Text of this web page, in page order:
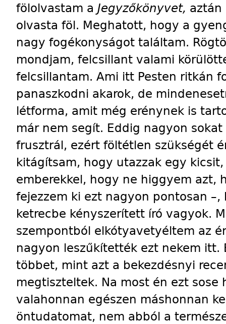
fölolvastam a Jegyzőkönyvet, aztán
olvasta föl. Meghatott, hogy a
nagy fogékonyságot találtam.
mondjam, felcsillant valami
felcsillantam. Ami itt Pesten ritkán
panaszkodni akarok, de
létforma, amit még erénynek is
már nem segít. Eddig nagyon
frusztrál, ezért föltétlen szükségét
kitágítsam, hogy utazzak egy
emberekkel, hogy ne higgyem azt,
fejezzem ki ezt nagyon pontosan
ketrecbe kényszerített író vagyok.
szempontból elkótyavetyéltem az
nagyon leszűkítették ezt nekem
többet, mint azt a bekezdésnyi
megtiszteltek. Na most én ezt
valahonnan egészen máshonnan
öntudatomat, nem abból a